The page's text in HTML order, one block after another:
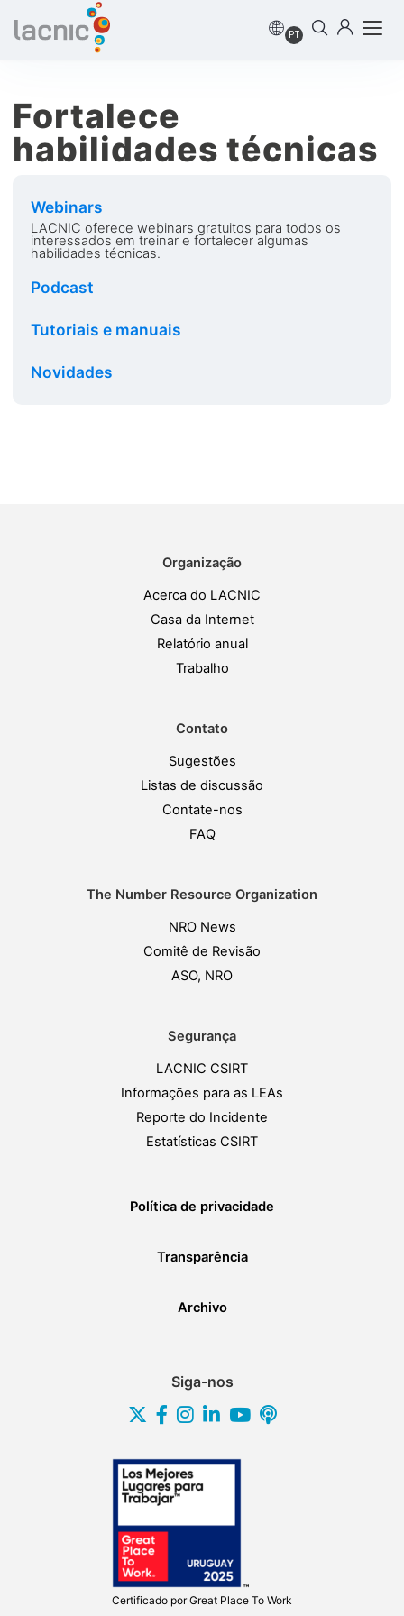
PT
Fortalece
habilidades técnicas
Webinars
LACNIC oferece webinars gratuitos para todos os
interessados em treinar e fortalecer algumas
habilidades técnicas.
Podcast
Tutoriais e manuais
Novidades
Organização
Acerca do LACNIC
Casa da Internet
Relatório anual
Trabalho
Contato
Sugestões
Listas de discussão
Contate-nos
FAQ
The Number Resource Organization
NRO News
Comitê de Revisão
ASO, NRO
Segurança
LACNIC CSIRT
Informações para as LEAs
Reporte do Incidente
Estatísticas CSIRT
Política de privacidade
Transparência
Archivo
Siga-nos
Certificado porGreat Place To Work